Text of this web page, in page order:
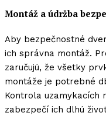
Montáž a údržba
Aby bezpečnostné
ich správna montáž.
zaručujú, že všetky
montáže je potrebné
Kontrola uzamykacích
zabezpečí ich dlhú